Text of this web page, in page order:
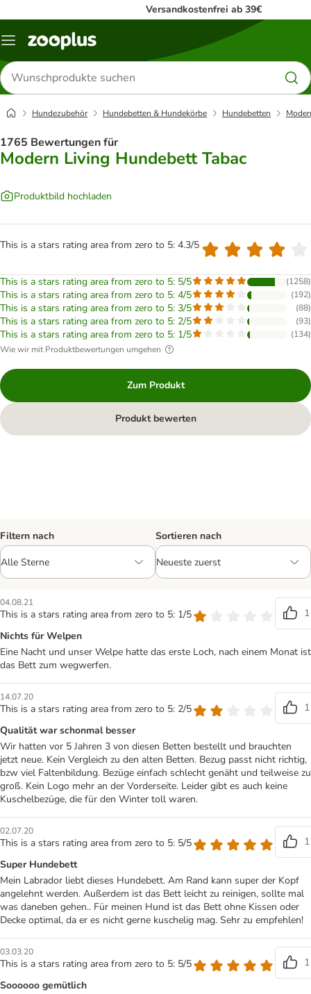
Versandkostenfrei ab 39€
Menü
Produkte
suchen
Hundezubehör Hundebetten & Hundekörbe Hundebetten
1765 Bewertungen für
Modern Living Hundebett Tabac
Produktbild hochladen
This is a stars rating area from zero to 5: 4.3/5
This is a stars rating area from zero to 5: 5/5 (1258)
This is a stars rating area from zero to 5: 4/5 (192)
This is a stars rating area from zero to 5: 3/5 (88)
This is a stars rating area from zero to 5: 2/5 (93)
This is a stars rating area from zero to 5: 1/5 (134)
Wie wir mit Produktbewertungen umgehen
Zum Produkt
Produkt bewerten
Filtern nach Sortieren nach
04.08.21
This is a stars rating area from zero to 5: 1/5
1
Nichts für Welpen
Eine Nacht und unser Welpe hatte das erste Loch, nach einem Monat ist
das Bett zum wegwerfen.
14.07.20
This is a stars rating area from zero to 5: 2/5
1
Qualität war schonmal besser
Wir hatten vor 5 Jahren 3 von diesen Betten bestellt und brauchten
jetzt neue. Kein Vergleich zu den alten Betten. Bezug passt nicht richtig,
bzw viel Faltenbildung. Bezüge einfach schlecht genäht und teilweise zu
groß. Kein Logo mehr an der Vorderseite. Leider gibt es auch keine
Kuschelbezüge, die für den Winter toll waren.
02.07.20
This is a stars rating area from zero to 5: 5/5
1
Super Hundebett
Mein Labrador liebt dieses Hundebett. Am Rand kann super der Kopf
angelehnt werden. Außerdem ist das Bett leicht zu reinigen, sollte mal
was daneben gehen.. Für meinen Hund ist das Bett ohne Kissen oder
Decke optimal, da er es nicht gerne kuschelig mag. Sehr zu empfehlen!
03.03.20
This is a stars rating area from zero to 5: 5/5
1
Soooooo gemütlich